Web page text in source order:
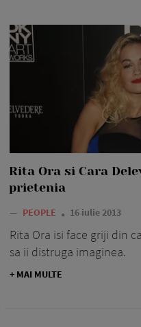
Rita Ora si Cara
prietenia
— PEOPLE 16 iulie 2013
Rita Ora isi face griji din
sa ii distruga imaginea.
+ MAI MULTE